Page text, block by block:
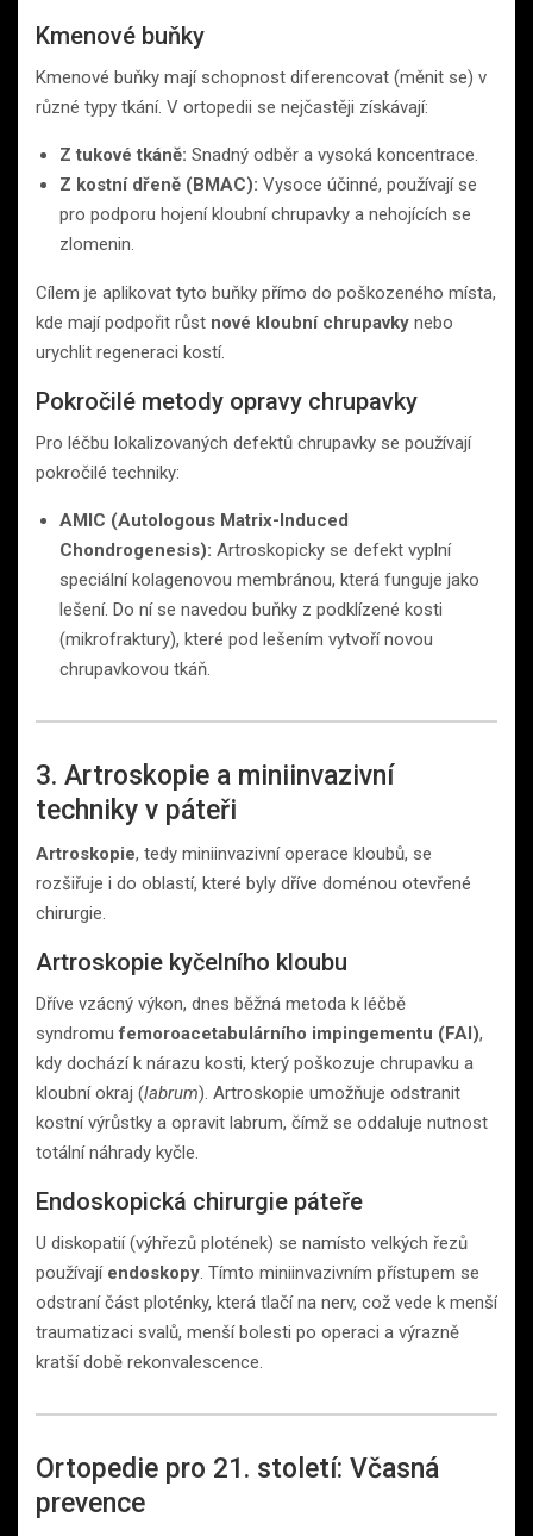
Kmenové buňky
Kmenové buňky mají schopnost diferencovat (měnit se) v
různé typy tkání. V ortopedii se nejčastěji získávají:
Z tukové tkáně: Snadný odběr a vysoká koncentrace.
Z kostní dřeně (BMAC): Vysoce účinné, používají se
pro podporu hojení kloubní chrupavky a nehojících se
zlomenin.
Cílem je aplikovat tyto buňky přímo do poškozeného místa,
kde mají podpořit růst nové kloubní chrupavky nebo
urychlit regeneraci kostí.
Pokročilé metody opravy chrupavky
Pro léčbu lokalizovaných defektů chrupavky se používají
pokročilé techniky:
AMIC (Autologous Matrix-Induced
Chondrogenesis): Artroskopicky se defekt vyplní
speciální kolagenovou membránou, která funguje jako
lešení. Do ní se navedou buňky z podklízené kosti
(mikrofraktury), které pod lešením vytvoří novou
chrupavkovou tkáň.
3. Artroskopie a miniinvazivní
techniky v páteři
Artroskopie, tedy miniinvazivní operace kloubů, se
rozšiřuje i do oblastí, které byly dříve doménou otevřené
chirurgie.
Artroskopie kyčelního kloubu
Dříve vzácný výkon, dnes běžná metoda k léčbě
syndromufemoroacetabulárního impingementu (FAI),
kdy dochází k nárazu kosti, který poškozuje chrupavku a
kloubní okraj (labrum). Artroskopie umožňuje odstranit
kostní výrůstky a opravit labrum, čímž se oddaluje nutnost
totální náhrady kyčle.
Endoskopická chirurgie páteře
U diskopatií (výhřezů plotének) se namísto velkých řezů
používají endoskopy. Tímto miniinvazivním přístupem se
odstraní část ploténky, která tlačí na nerv, což vede k menší
traumatizaci svalů, menší bolesti po operaci a výrazně
kratší době rekonvalescence.
Ortopedie pro 21. století: Včasná
prevence